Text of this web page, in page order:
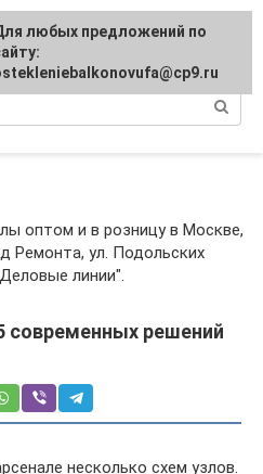
и двери
оптом и в розницу в Москве,
Ремонта, ул. Подольских
линии".
современных решений
несколько схем узлов.
любых предложений по